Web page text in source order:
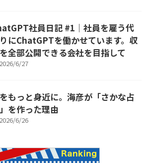
社員日記 #1｜社員を雇う代
にChatGPTを働かせています。収
全部公開できる会社を目指して
2026/6/27
もっと身近に。海彦が「さかな占
を作った理由
2026/6/26